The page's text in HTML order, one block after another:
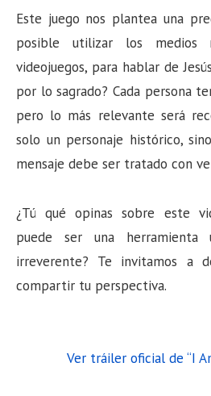
Este juego nos plantea una
posible utilizar los medios
videojuegos, para hablar de
por lo sagrado? Cada persona
pero lo más relevante será
solo un personaje histórico,
mensaje debe ser tratado con
¿Tú qué opinas sobre este
puede ser una
irreverente? Te invitamos a
compartir tu perspectiva.
Ver tráiler oficial de “I